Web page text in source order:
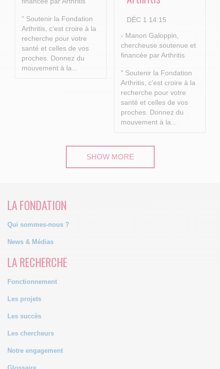
" Soutenir la Fondation
Arthritis, c'est croire à la
recherche pour votre
santé et celles de vos
proches. Donnez du
mouvement à la...
DÉC 1 14:15
- Manon Galoppin,
chercheuse soutenue et
financée par Arthritis
" Soutenir la Fondation
Arthritis, c'est croire à la
recherche pour votre
santé et celles de vos
proches. Donnez du
mouvement à la...
SHOW MORE
LA FONDATION
Qui sommes-nous ?
News & Médias
LA RECHERCHE
Fonctionnement
Les projets
Les succès
Les chercheurs
Notre engagement